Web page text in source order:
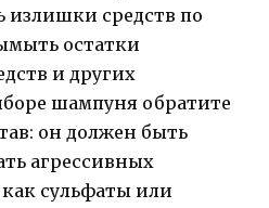
излишки средств по
остатки
и других
шампуня обратите
он должен быть
агрессивных
сульфаты или